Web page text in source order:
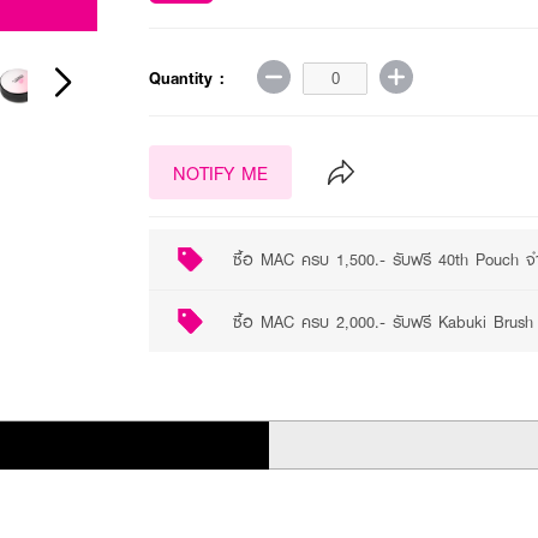
Quantity :
NOTIFY ME
ซื้อ MAC ครบ 1,500.- รับฟรี 40th Pouch
ซื้อ MAC ครบ 2,000.- รับฟรี Kabuki